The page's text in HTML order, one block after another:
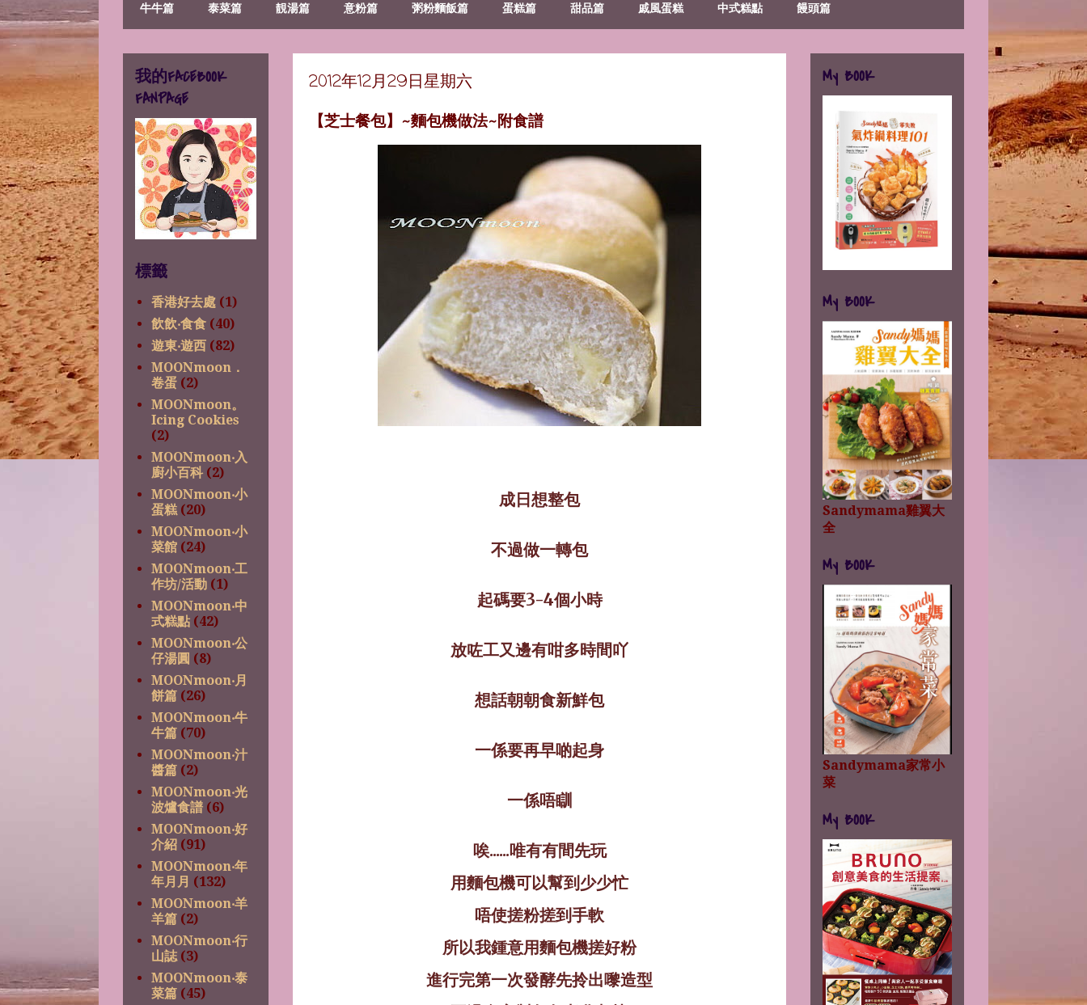
牛牛篇 泰菜篇 靚湯篇 意粉篇 粥粉麵飯篇 蛋糕篇 甜品篇 戚風蛋糕 中式糕點 饅頭篇
2012年12月29日星期六
【芝士餐包】~麵包機做法~附食譜
成日想整包
不過做一轉包
起碼要3-4個小時
放咗工又邊有咁多時間吖
想話朝朝食新鮮包
一係要再早啲起身
一係唔瞓
唉......唯有有間先玩
用麵包機可以幫到少少忙
唔使搓粉搓到手軟
所以我鍾意用麵包機搓好粉
進行完第一次發酵先拎出嚟造型
我的FACEBOOK
FANPAGE
標籤
香港好去處 (1)
飲飲‧食食 (40)
遊東‧遊西 (82)
MOONmoon．
卷蛋 (2)
MOONmoon。
Icing Cookies
(2)
MOONmoon‧入
廚小百科 (2)
MOONmoon‧小
蛋糕 (20)
MOONmoon‧小
菜館 (24)
MOONmoon‧工
作坊/活動 (1)
MOONmoon‧中
式糕點 (42)
MOONmoon‧公
仔湯圓 (8)
MOONmoon‧月
餅篇 (26)
MOONmoon‧牛
牛篇 (70)
MOONmoon‧汁
醬篇 (2)
MOONmoon‧光
波爐食譜 (6)
MOONmoon‧好
介紹 (91)
MOONmoon‧年
年月月 (132)
MOONmoon‧羊
羊篇 (2)
MOONmoon‧行
山誌 (3)
MOONmoon‧泰
菜篇 (45)
My BOOK
My BOOK
Sandymama雞翼大
全
My BOOK
Sandymama家常小
菜
My BOOK